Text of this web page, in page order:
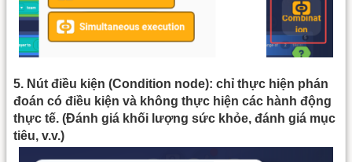
5. Nút điều kiện (Condition node): chỉ thực hiện phán
đoán có điều kiện và không thực hiện các hành động
thực tế. (Đánh giá khối lượng sức khỏe, đánh giá mục
tiêu, v.v.)